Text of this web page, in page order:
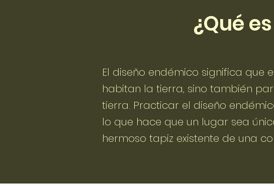
¿Qué
El diseño endémico significa
habitan la tierra, sino también
tierra. Practicar el diseño
lo que hace que un lugar sea
hermoso tapiz existente de una